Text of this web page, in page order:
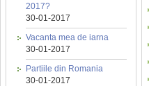
2017?
30-01-2017
Vacanta mea de iarna
30-01-2017
Partiile din Romania
30-01-2017